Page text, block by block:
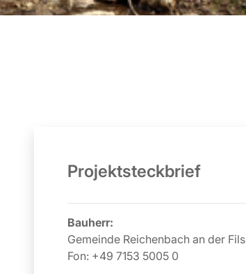
Projektsteckbrief
Bauherr:
Gemeinde Reichenbach an der Fils
Fon: +49 7153 5005 0